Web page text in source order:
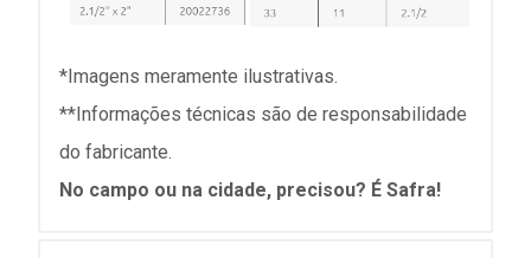
*Imagens meramente ilustrativas.
**Informações técnicas são de responsabilidade
do fabricante.
No campo ou na cidade, precisou? É Safra!